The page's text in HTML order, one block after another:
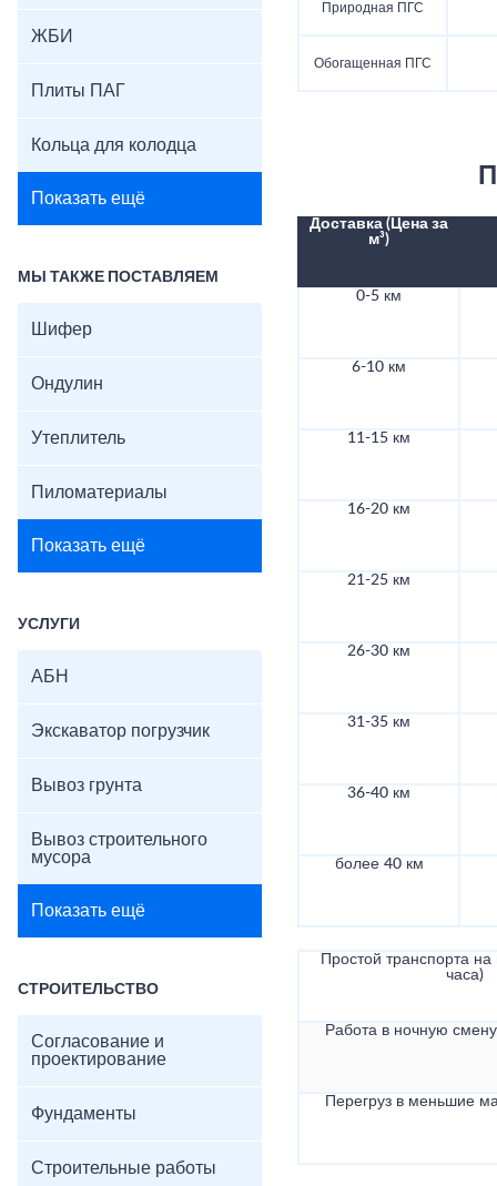
ЖБИ
Плиты ПАГ
Кольца для колодца
Показать ещё
МЫ ТАКЖЕ ПОСТАВЛЯЕМ
Шифер
Ондулин
Утеплитель
Пиломатериалы
Показать ещё
УСЛУГИ
АБН
Экскаватор погрузчик
Вывоз грунта
Вывоз строительного
мусора
Показать ещё
СТРОИТЕЛЬСТВО
Согласование и
проектирование
Фундаменты
Строительные работы
Природная ПГС
Обогащенная ПГС
Доставка (Цена за
м³)
0-5 км
6-10 км
11-15 км
16-20 км
21-25 км
26-30 км
31-35 км
36-40 км
более 40 км
Простой транспорта на
часа)
Работа в ночную
Перегруз в меньшие